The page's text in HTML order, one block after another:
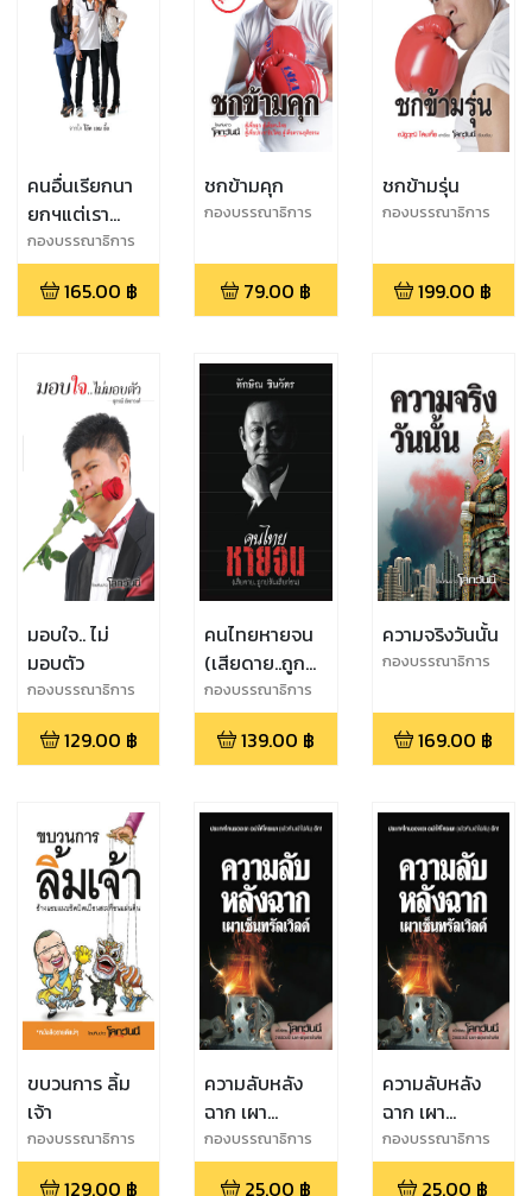
คนอื่นเรียกนา
ยกฯแต่เรา
เรียก..พ่อ
กองบรรณาธิการ
โลกวันนี้
165.00 ฿
ชกข้ามคุก
กองบรรณาธิการ
79.00 ฿
ชกข้ามรุ่น
กองบรรณาธิการ
199.00 ฿
มอบใจ.. ไม่
มอบตัว
กองบรรณาธิการ
โลกวันนี้
129.00 ฿
คนไทยหายจน
(เสียดาย..ถูก
ปล้นเสียก่อน)
กองบรรณาธิการ
โลกวันนี้
139.00 ฿
ความจริงวันนั้น
กองบรรณาธิการ
169.00 ฿
ขบวนการ ลิ้ม
เจ้า
กองบรรณาธิการ
โลกวันนี้
129.00 ฿
ความลับหลัง
ฉาก เผา
เซ็นทรัลเวิลด์
กองบรรณาธิการ
โลกวันนี้
25.00 ฿
ความลับหลัง
ฉาก เผา
เซ็นทรัลเวิลด์
กองบรรณาธิการ
โลกวันนี้
25.00 ฿